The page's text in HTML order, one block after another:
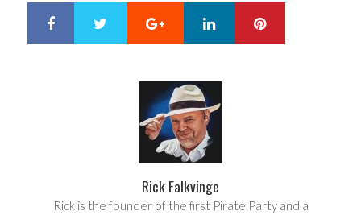
Google+ LinkedIn
Rick Falkvinge
Rick is the founder of the first Pirate Party and a